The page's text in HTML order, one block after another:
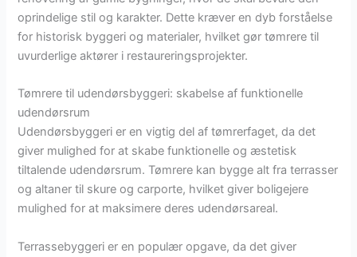
oprindelige stil og karakter. Dette kræver en dyb forståelse
for historisk byggeri og materialer, hvilket gør tømrere til
uvurderlige aktører i restaureringsprojekter.
Tømrere til udendørsbyggeri: skabelse af funktionelle
udendørsrum
Udendørsbyggeri er en vigtig del af tømrerfaget, da det
giver mulighed for at skabe funktionelle og æstetisk
tiltalende udendørsrum. Tømrere kan bygge alt fra terrasser
og altaner til skure og carporte, hvilket giver boligejere
mulighed for at maksimere deres udendørsareal.
Terrassebyggeri er en populær opgave, da det giver